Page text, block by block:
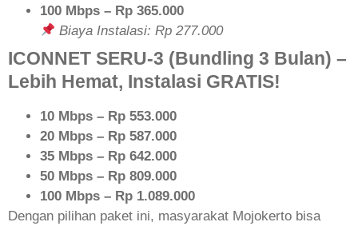
100 Mbps – Rp 365.000
Biaya Instalasi: Rp 277.000
ICONNET SERU-3 (Bundling 3 Bulan) –
Lebih Hemat, Instalasi GRATIS!
10 Mbps – Rp 553.000
20 Mbps – Rp 587.000
35 Mbps – Rp 642.000
50 Mbps – Rp 809.000
100 Mbps – Rp 1.089.000
Dengan pilihan paket ini, masyarakat Mojokerto bisa